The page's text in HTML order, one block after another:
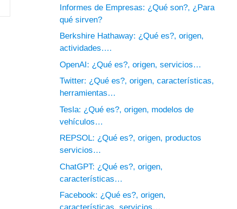
Informes de Empresas: ¿Qué son?, ¿Para
qué sirven?
Berkshire Hathaway: ¿Qué es?, origen,
actividades….
OpenAI: ¿Qué es?, origen, servicios…
Twitter: ¿Qué es?, origen, características,
herramientas…
Tesla: ¿Qué es?, origen, modelos de
vehículos…
REPSOL: ¿Qué es?, origen, productos
servicios…
ChatGPT: ¿Qué es?, origen,
características…
Facebook: ¿Qué es?, origen,